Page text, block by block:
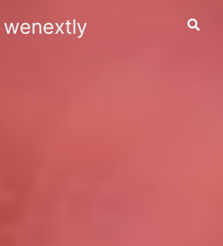
wenextly